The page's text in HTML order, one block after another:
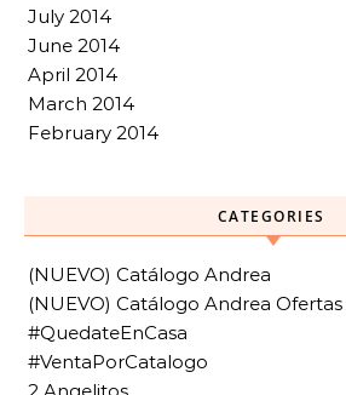
July 2014
June 2014
April 2014
March 2014
February 2014
CATEGORIES
(NUEVO) Catálogo Andrea
(NUEVO) Catálogo Andrea Ofertas
#QuedateEnCasa
#VentaPorCatalogo